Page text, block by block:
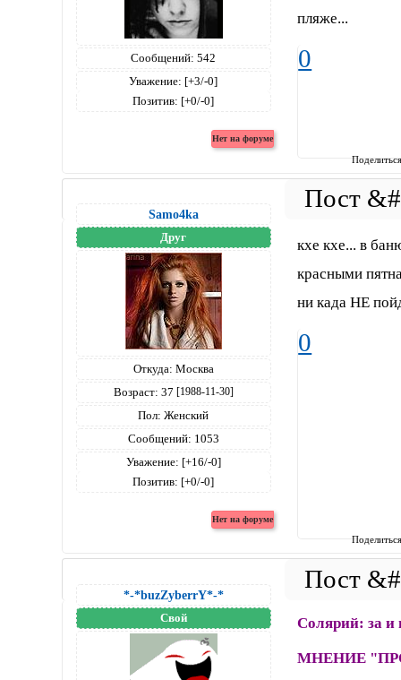
Сообщений: 542
Уважение: [+3/-0]
Позитив: [+0/-0]
пляже...
0
Samo4ka
Друг
Откуда: Москва
Возраст: 37 [1988-11-30]
Пол: Женский
Сообщений: 1053
Уважение: [+16/-0]
Позитив: [+0/-0]
кхе кхе... в
красными
ни када НЕ
0
*-*buzZyberrY*-*
Свой Солярий: за и
МНЕНИЕ